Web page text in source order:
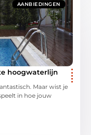
AANBIEDINGEN
hoogwaterlijn
Maar wist je
in hoe jouw